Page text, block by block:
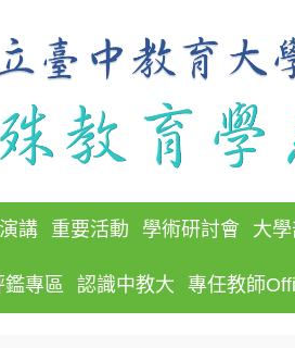
講 重要活動 學術研討會 大
專區 認識中教大 專任教師